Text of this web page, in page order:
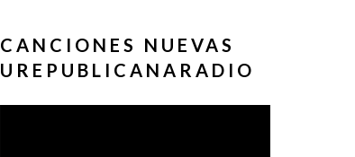
CANCIONES NUEVAS
UREPUBLICANARADIO